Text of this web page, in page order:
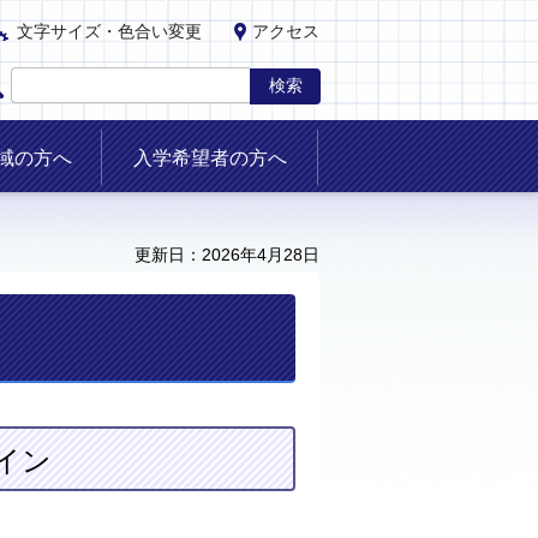
文字サイズ・色合い変更 アクセス
の方へ 入学希望者の方へ
更新日：2026年4月28日
ン